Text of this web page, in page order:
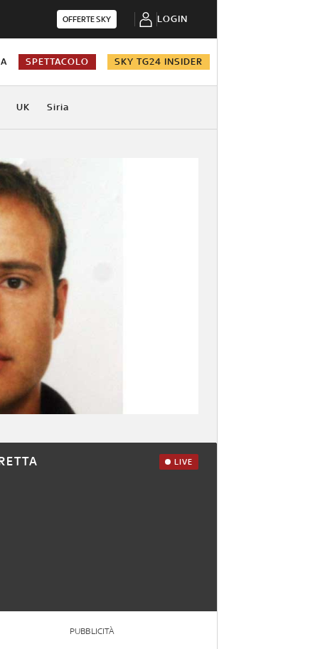
OFFERTE SKY LOGIN
SPETTACOLO SKY TG24 INSIDER
UK Siria
LIVE
PUBBLICITÀ